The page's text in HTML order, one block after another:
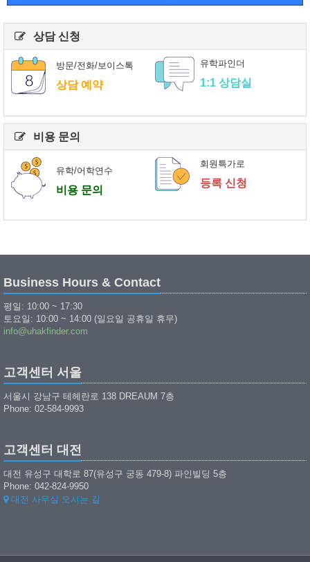
상담 신청
방문/전화/보이스톡
상담 예약
유학파인더
1:1 상담실
비용 문의
유학/어학연수
비용 문의
회원특가로
등록 신청
Business Hours & Contact
평일: 10:00 ~ 17:30
토요일: 10:00 ~ 14:00 (일요일 공휴일 휴무)
info@uhakfinder.com
고객센터 서울
서울시 강남구 테헤란로 138 DREAUM 7층
Phone: 02-584-9993
고객센터 대전
대전 유성구 대학로 87(유성구 궁동 479-8) 파인빌딩 5층
Phone: 042-824-9950
대전 사무실 오시는 길